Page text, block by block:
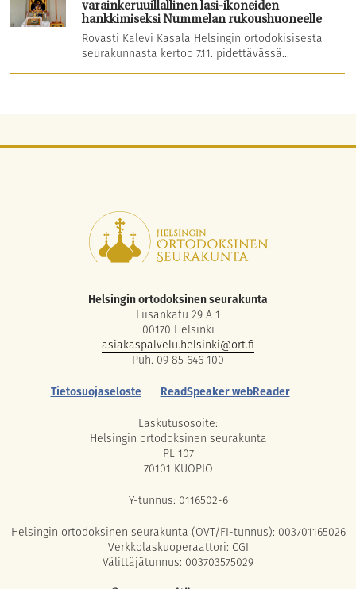
varainkeruuillallinen lasi-ikoneiden
hankkimiseksi Nummelan rukoushuoneelle
Rovasti Kalevi Kasala Helsingin ortodokisisesta
seurakunnasta kertoo 7.11. pidettävässä...
Helsingin ortodoksinen seurakunta
Liisankatu 29 A 1
00170 Helsinki
asiakaspalvelu.helsinki@ort.fi
Puh. 09 85 646 100
Tietosuojaseloste
ReadSpeaker webReader
Laskutusosoite:
Helsingin ortodoksinen seurakunta
PL 107
70101 KUOPIO
Y-tunnus: 0116502-6
Helsingin ortodoksinen seurakunta (OVT/FI-tunnus): 003701165026
Verkkolaskuoperaattori: CGI
Välittäjätunnus: 003703575029